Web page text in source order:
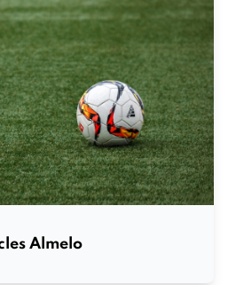
Almelo